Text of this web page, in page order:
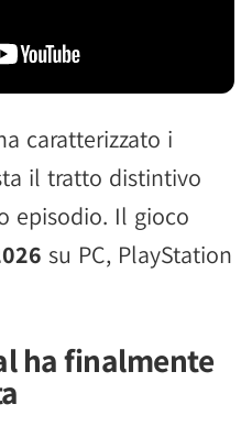
caratterizzato i
il tratto distintivo
episodio. Il gioco
su PC, PlayStation
ha finalmente